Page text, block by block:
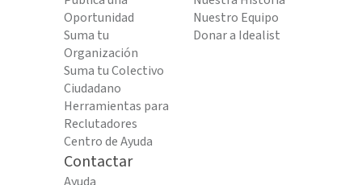
Oportunidad
Suma tu
Organización
Suma tu Colectivo
Ciudadano
Herramientas para
Reclutadores
Centro de Ayuda
Nuestro Equipo
Donar a Idealist
Contactar